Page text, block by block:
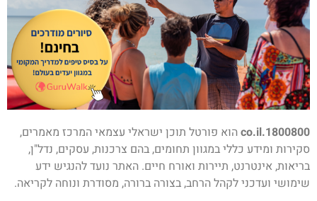
1800800.co.il
הוא פורטל תוכן ישראלי עצמאי המרכז מאמרים,
סקירות ומידע כללי במגוון תחומים, בהם צרכנות, עסקים, נדל"ן,
בריאות, אינטרנט, תיירות ואורח חיים. האתר נועד להנגיש ידע
שימושי ועדכני לקהל הרחב, בצורה ברורה, מסודרת ונוחה לקריאה.